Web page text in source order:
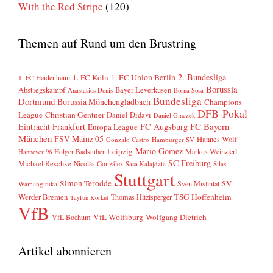
With the Red Stripe (120)
Themen auf Rund um den Brustring
1. FC Heidenheim 1. FC Köln 1. FC Union Berlin 2. Bundesliga
Abstiegskampf Anastasios Donis Bayer Leverkusen Borna Sosa Borussia
Dortmund Borussia Mönchengladbach Bundesliga Champions
League Christian Gentner Daniel Didavi Daniel Ginczek DFB-Pokal
Eintracht Frankfurt Europa League FC Augsburg FC Bayern
München FSV Mainz 05 Gonzalo Castro Hamburger SV Hannes Wolf
Hannover 96 Holger Badstuber Leipzig Mario Gomez Markus Weinzierl
Michael Reschke Nicolás González Sasa Kalajdzic SC Freiburg Silas
Wamangituka Simon Terodde Stuttgart Sven Mislintat SV
Werder Bremen Tayfun Korkut Thomas Hitzlsperger TSG Hoffenheim
VfB VfL Bochum VfL Wolfsburg Wolfgang Dietrich
Artikel abonnieren